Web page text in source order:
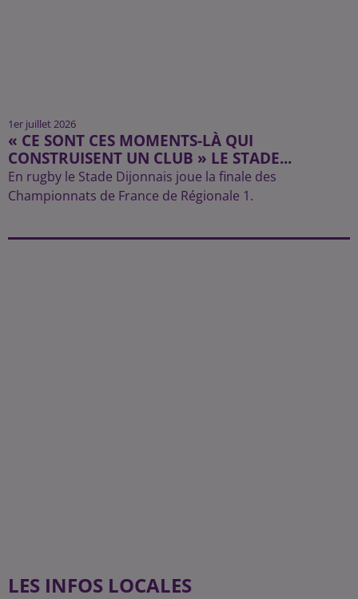
1er juillet 2026
« CE SONT CES MOMENTS-LÀ QUI
CONSTRUISENT UN CLUB » LE STADE...
En rugby le Stade Dijonnais joue la finale des
Championnats de France de Régionale 1.
LES INFOS LOCALES